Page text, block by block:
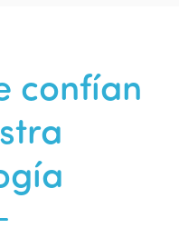
confían